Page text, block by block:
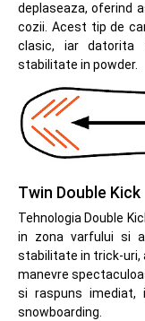
deplaseaza, oferind
cozii. Acest tip de
clasic, iar datorita
stabilitate in powder.
Twin Double Kick
Tehnologia Double
in zona varfului si
stabilitate in trick-uri,
manevre
si raspuns
snowboarding.